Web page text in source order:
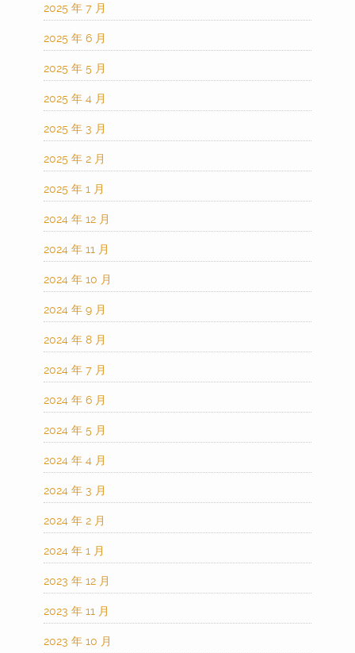
2025 年 7 月
2025 年 6 月
2025 年 5 月
2025 年 4 月
2025 年 3 月
2025 年 2 月
2025 年 1 月
2024 年 12 月
2024 年 11 月
2024 年 10 月
2024 年 9 月
2024 年 8 月
2024 年 7 月
2024 年 6 月
2024 年 5 月
2024 年 4 月
2024 年 3 月
2024 年 2 月
2024 年 1 月
2023 年 12 月
2023 年 11 月
2023 年 10 月